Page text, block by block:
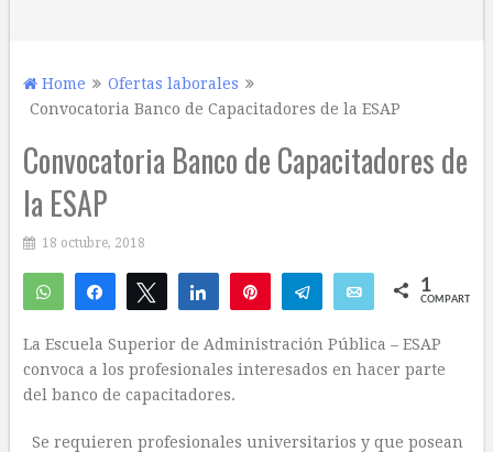
Home
Ofertas laborales
Convocatoria Banco de Capacitadores de la ESAP
Convocatoria Banco de Capacitadores de
la ESAP
18 octubre, 2018
WhatsAppCompartirTwittear Compartir Telegram Email 1
COMPARTIR
La Escuela Superior de Administración Pública – ESAP
convoca a los profesionales interesados en hacer parte
del banco de capacitadores.
Se requieren profesionales universitarios y que posean